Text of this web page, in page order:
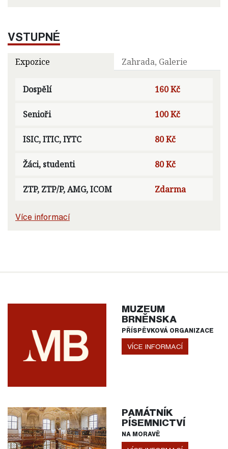
VSTUPNÉ
Expozice Zahrada, Galerie
Dospělí 160 Kč
Senioři 100 Kč
ISIC, ITIC, IYTC 80 Kč
Žáci, studenti 80 Kč
ZTP, ZTP/P, AMG, ICOM Zdarma
Více informací
MUZEUM
BRNĚNSKA
PŘÍSPĚVKOVÁ ORGANIZACE
VÍCE INFORMACÍ
PAMÁTNÍK
PÍSEMNICTVÍ
NA MORAVĚ